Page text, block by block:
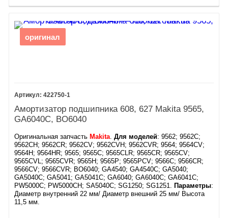
оригинал
422750-1
Амортизатор подшипника 608, 627 Makita 9565,
GA6040C, BO6040
Оригинальная запчасть Makita .Для моделей: 9562; 9562C;
9562CH; 9562CR; 9562CV; 9562CVH; 9562CVR; 9564; 9564CV;
9564H; 9564HR; 9565; 9565C; 9565CLR; 9565CR; 9565CV;
9565CVL; 9565CVR; 9565H; 9565P; 9565PCV; 9566C; 9566CR;
9566CV; 9566CVR; BO6040; GA4540; GA4540C; GA5040;
GA5040C; GA5041; GA5041C; GA6040; GA6040C; GA6041C;
PW5000C; PW5000CH; SA5040C; SG1250; SG1251.
Параметры:
Диаметр внутренний 22 мм/ Диаметр внешний 25 мм/ Высота
11,5 мм.